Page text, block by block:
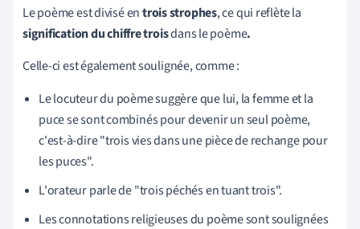
Le poème est divisé entrois strophes, ce qui reflète la
signification du chiffre troisdans le poème.
Celle-ci est également soulignée, comme :
Le locuteur du poème suggère que lui, la femme et la
puce se sont combinés pour devenir un seul poème,
c'est-à-dire "trois vies dans une pièce de rechange pour
les puces".
L'orateur parle de "trois péchés en tuant trois".
Les connotations religieuses du poème sont soulignées